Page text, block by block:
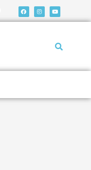
F
a
c
e
I
n
s
t
Y
o
u
t